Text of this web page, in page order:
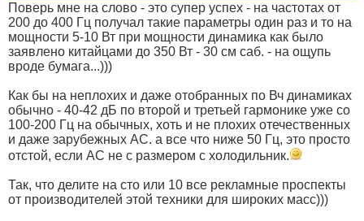
Поверь мне на слово - это супер успех - на частотах от
200 до 400 Гц получал такие параметры один раз и то на
мощности 5-10 Вт при мощности динамика как было
заявлено китайцами до 350 Вт - 30 см саб. - на ощупь
вроде бумага...)))
Как бы на неплохих и даже отобранных по Вч динамиках
обычно - 40-42 дБ по второй и третьей гармонике уже со
100-200 Гц на обычных, хоть и не плохих отечественных
и даже зарубежных АС. а все что ниже 50 Гц, это просто
отстой, если АС не с размером с холодильник.
Так, что делите на сто или 10 все рекламные проспекты
от производителей этой техники для широких масс)))